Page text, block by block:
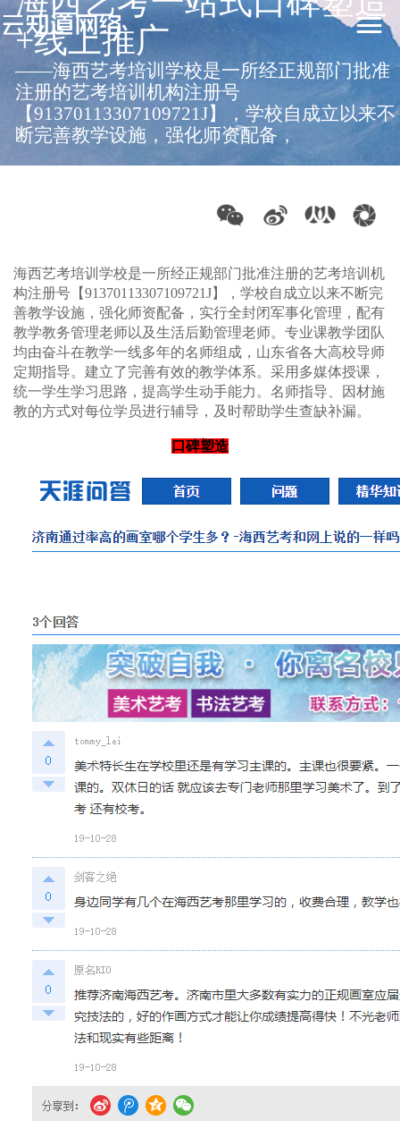
0531-88590503
+线上推广
——海西艺考培训学校是一所经正规部门批准
注册的艺考培训机构注册号
【91370113307109721J】，学校自成立以来不
断完善教学设施，强化师资配备，
海西艺考培训学校是一所经正规部门批准注册的艺考培训机
构注册号【91370113307109721J】，学校自成立以来不断完
善教学设施，强化师资配备，实行全封闭军事化管理，配有
教学教务管理老师以及生活后勤管理老师。专业课教学团队
均由奋斗在教学一线多年的名师组成，山东省各大高校导师
定期指导。建立了完善有效的教学体系。采用多媒体授课，
统一学生学习思路，提高学生动手能力。名师指导、因材施
教的方式对每位学员进行辅导，及时帮助学生查缺补漏。
口碑塑造